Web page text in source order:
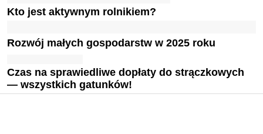
Kto jest aktywnym rolnikiem?
Rozwój małych gospodarstw w 2025 roku
Czas na sprawiedliwe dopłaty do strączkowych
— wszystkich gatunków!